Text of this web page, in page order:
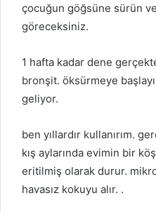
çocuğun göğsüne sürün ve
göreceksiniz.
1 hafta kadar dene
bronşit. öksürmeye
geliyor.
ben yıllardır kullanırım.
kış aylarında evimin bir
eritilmiş olarak durur.
havasız kokuyu alır. .